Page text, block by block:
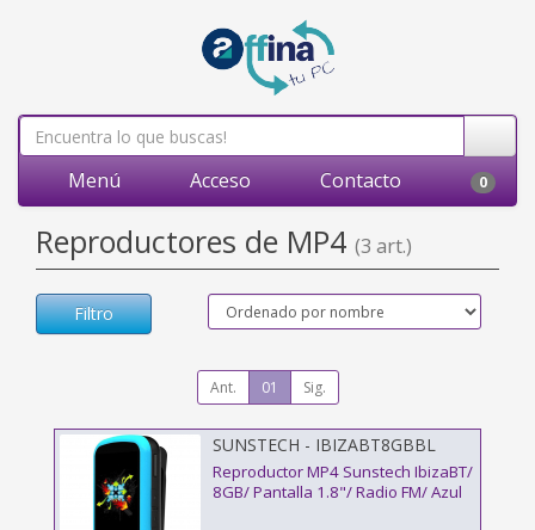
Menú Acceso Contacto 0
Reproductores de MP4 (3 art.)
Filtro
Ant. 01 Sig.
SUNSTECH - IBIZABT8GBBL
Reproductor MP4 Sunstech IbizaBT/
8GB/ Pantalla 1.8"/ Radio FM/ Azul